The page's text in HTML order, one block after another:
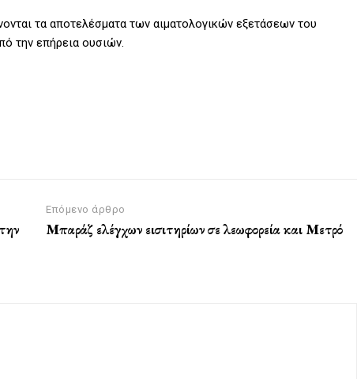
τα αποτελέσματα των αιματολογικών εξετάσεων του
την επήρεια ουσιών.
Επόμενο άρθρο
Μπαράζ ελέγχων εισιτηρίων σε λεωφορεία και Μετρό